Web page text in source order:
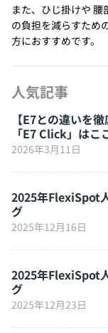
また、ひじ掛けや
の負担を減らすため
方におすすめです。
人気記事
【E7との違いを
「E7 Click」はこ
2026年3月11日
2025年FlexiSpot
グ
2025年12月16日
2025年FlexiSpot
グ
2025年12月23日